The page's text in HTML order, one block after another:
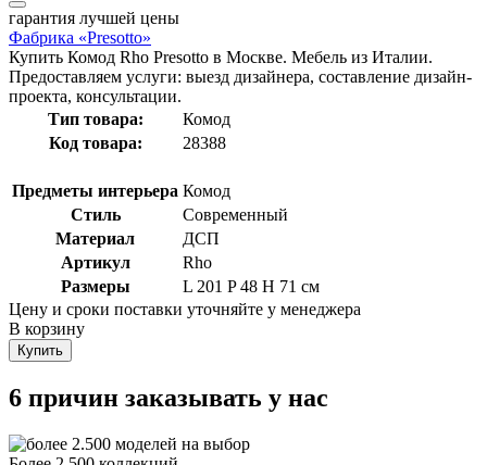
гарантия лучшей цены
Фабрика «Presotto»
Купить Комод Rho Presotto в Москве. Мебель из Италии.
Предоставляем услуги: выезд дизайнера, составление дизайн-
проекта, консультации.
Тип товара:
Комод
Код товара:
28388
Предметы интерьера Комод
Стиль
Современный
Материал
ДСП
Артикул
Rho
Размеры
L 201 P 48 H 71 см
Цену и сроки поставки уточняйте у менеджера
В корзину
Купить
6 причин заказывать у нас